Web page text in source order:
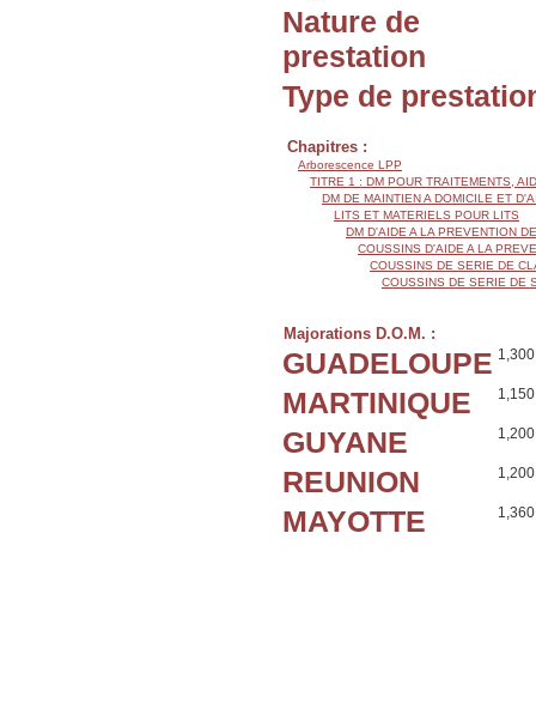
Nature de
prestation
Type de
Chapitres :
Arborescence LPP
TITRE 1 : DM POUR TRAITEMENTS,
DM DE MAINTIEN A DOMICILE ET
LITS ET MATERIELS POUR LITS
DM D'AIDE A LA PREVENTION
COUSSINS D'AIDE A LA
COUSSINS DE SERIE DE
COUSSINS DE SERIE DE
Majorations D.O.M. :
GUADELOUPE 1,300
MARTINIQUE 1,150
GUYANE 1,200
REUNION 1,200
MAYOTTE 1,360